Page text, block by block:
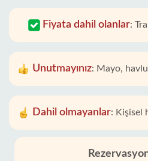
Fiyata dahil olanlar:
Unutmayınız: Mayo, havlu
Dahil olmayanlar: Kişisel